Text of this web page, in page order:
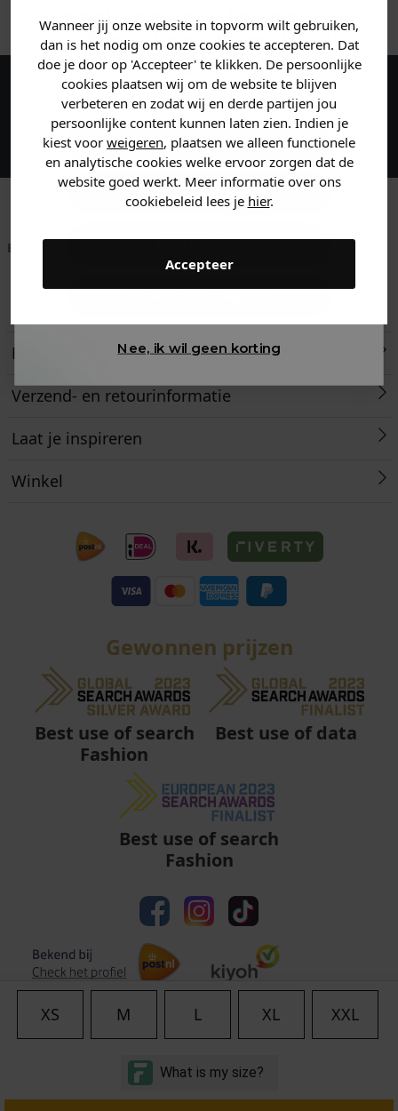
Wanneer jij onze website in topvorm wilt gebruiken,
dan is het nodig om onze cookies te accepteren. Dat
doe je door op 'Accepteer' te klikken. De persoonlijke
cookies plaatsen wij om de website te blijven
verbeteren en zodat wij en derde partijen jou
persoonlijke content kunnen laten zien. Indien je
kiest voor weigeren, plaatsen we alleen functionele
en analytische cookies welke ervoor zorgen dat de
website goed werkt. Meer informatie over ons
cookiebeleid lees je hier.
Accepteer
XS M L XL XXL
Maak een account aan en ontvang 5%
korting op je eerste bestelling!
Betaal achteraf met
is morgen in huis!*
Retourneren
Verzend- en retourinformatie
Laat je inspireren
Winkel
Gewonnen prijzen
Best use of search
Fashion
Best use of data
Best use of search
Fashion
Algemene voorwaarden | Privacy
© Copyright 2011 - 2026 Soccerfanshop
Vertel ons waar je naar op
zoek bent en claim direct
jouwkorting.
Heren kleding
Dames kleding
Kids kleding
Nee, ik wil geen korting